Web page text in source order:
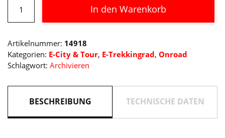
Kathmandu
Hybrid
625
Menge
In den Warenkorb
Artikelnummer: 14918
Kategorien: E-City & Tour, E-Trekkingrad, Onroad
Schlagwort: Archivieren
BESCHREIBUNG TECHNISCHE DATEN